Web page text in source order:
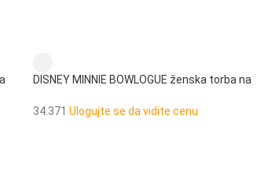
DISNEY MINNIE BOWLOGUE ženska torba na
34.371 Ulogujte se da vidite cenu